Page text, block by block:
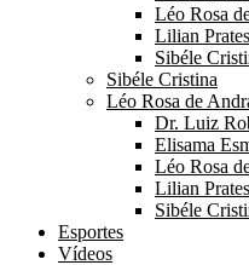
Léo Rosa
Lilian Prates
Sibéle
Sibéle Cristina
Léo Rosa de
Dr. Luiz
Elisama
Léo Rosa
Lilian Prates
Sibéle
Esportes
Vídeos